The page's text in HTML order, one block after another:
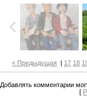
« Предыдущая 17 18
Добавлять комментарии
[